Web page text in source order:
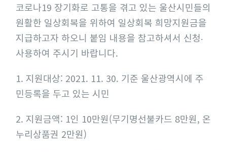
w
L
a
r
e
r
I
m
코로나19 장기화로 고통을 겪고 있는 울산시민들의
원활한 일상회복을 위하여 일상회복 희망지원금을
지급하고자 하오니 붙임 내용을 참고하셔서 신청‧
사용하여 주시기 바랍니다.
1. 지원대상: 2021. 11. 30. 기준 울산광역시에 주
민등록을 두고 있는 시민
2. 지원금액: 1인 10만원(무기명선불카드 8만원, 온
누리상품권 2만원)